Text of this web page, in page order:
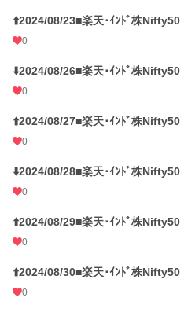
⬆️2024/08/23■楽天･ｲﾝﾄﾞ株Nifty50
0
⬇️2024/08/26■楽天･ｲﾝﾄﾞ株Nifty50
0
⬆️2024/08/27■楽天･ｲﾝﾄﾞ株Nifty50
0
⬇️2024/08/28■楽天･ｲﾝﾄﾞ株Nifty50
0
⬆️2024/08/29■楽天･ｲﾝﾄﾞ株Nifty50
0
⬆️2024/08/30■楽天･ｲﾝﾄﾞ株Nifty50
0